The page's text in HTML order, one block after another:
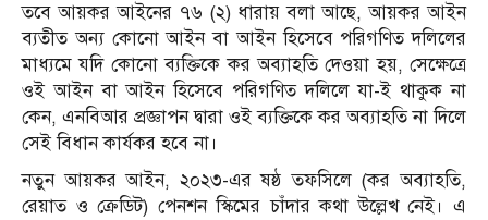
তবে আয়কর আইনের ৭৬ (২) ধারায় বলা আছে, আয়কর আইন
ব্যতীত অন্য কোনো আইন বা আইন হিসেবে পরিগণিত দলিলের
মাধ্যমে যদি কোনো ব্যক্তিকে কর অব্যাহতি দেওয়া হয়, সেক্ষেত্রে
ওই আইন বা আইন হিসেবে পরিগণিত দলিলে যা-ই থাকুক না
কেন, এনবিআর প্রজ্ঞাপন দ্বারা ওই ব্যক্তিকে কর অব্যাহতি না দিলে
সেই বিধান কার্যকর হবে না।
নতুন আয়কর আইন, ২০২৩-এর ষষ্ঠ তফসিলে (কর অব্যাহতি,
রেয়াত ও ক্রেডিট) পেনশন স্কিমের চাঁদার কথা উল্লেখ নেই। এ